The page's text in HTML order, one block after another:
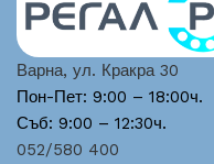
Варна, ул. Кракра 30
Пон-Пет: 9:00 – 18:00ч.
Съб: 9:00 – 12:30ч.
052/580 400